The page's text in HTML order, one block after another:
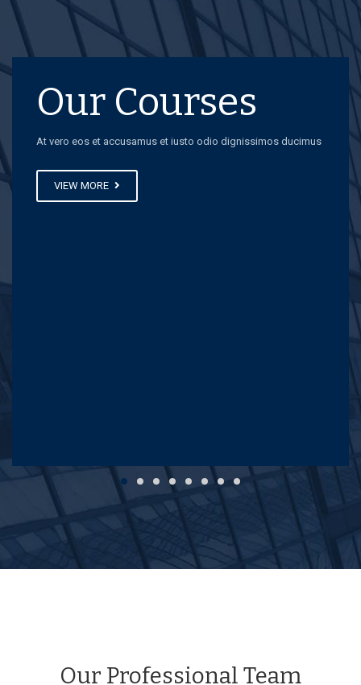
Our Courses
At vero eos et accusamus et iusto odio dignissimos ducimus
VIEW MORE
Our Professional Team